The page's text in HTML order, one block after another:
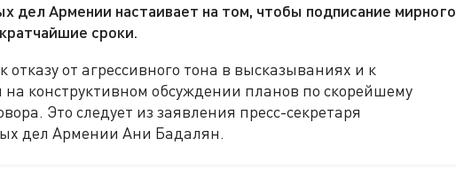
дел Армении настаивает на том, чтобы подписание мирного
сроки.
отказу от агрессивного тона в высказываниях и к
конструктивном обсуждении планов по скорейшему
Это следует из заявления пресс-секретаря
дел Армении Ани Бадалян.